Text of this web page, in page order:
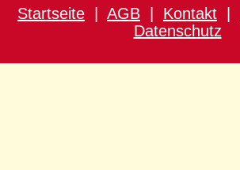
Startseite
AGB Kontakt
Datenschutz